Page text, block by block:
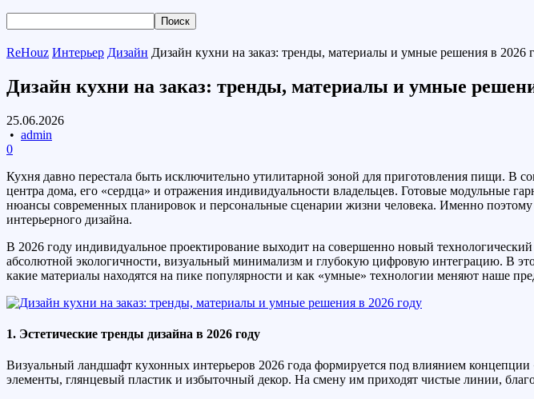
ReHouz Интерьер Дизайн Дизайн кухни на заказ: тренды, материалы и умные решения в 2026
Дизайн кухни на заказ: тренды, материалы и умные
25.06.2026
• admin
0
Кухня давно перестала быть исключительно утилитарной зоной для приготовления пищи. В
центра дома, его «сердца» и отражения индивидуальности владельцев. Готовые модульные
нюансы современных планировок и персональные сценарии жизни человека. Именно поэтому
интерьерного дизайна.
В 2026 году индивидуальное проектирование выходит на совершенно новый
абсолютной экологичности, визуальный минимализм и глубокую цифровую интеграцию. В
какие материалы находятся на пике популярности и как «умные» технологии меняют наше
1. Эстетические тренды дизайна в 2026 году
Визуальный ландшафт кухонных интерьеров 2026 года формируется под влиянием
элементы, глянцевый пластик и избыточный декор. На смену им приходят чистые линии,